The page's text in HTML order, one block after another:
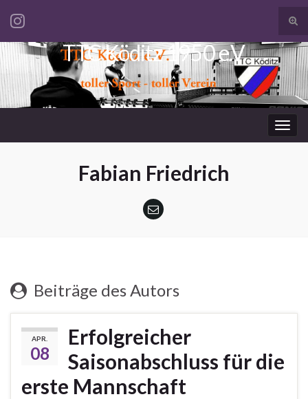
Search for:
TTC Köditz 1950 e.V.
Fabian Friedrich
Beiträge des Autors
APR.
08
Erfolgreicher
Saisonabschluss für die
erste Mannschaft